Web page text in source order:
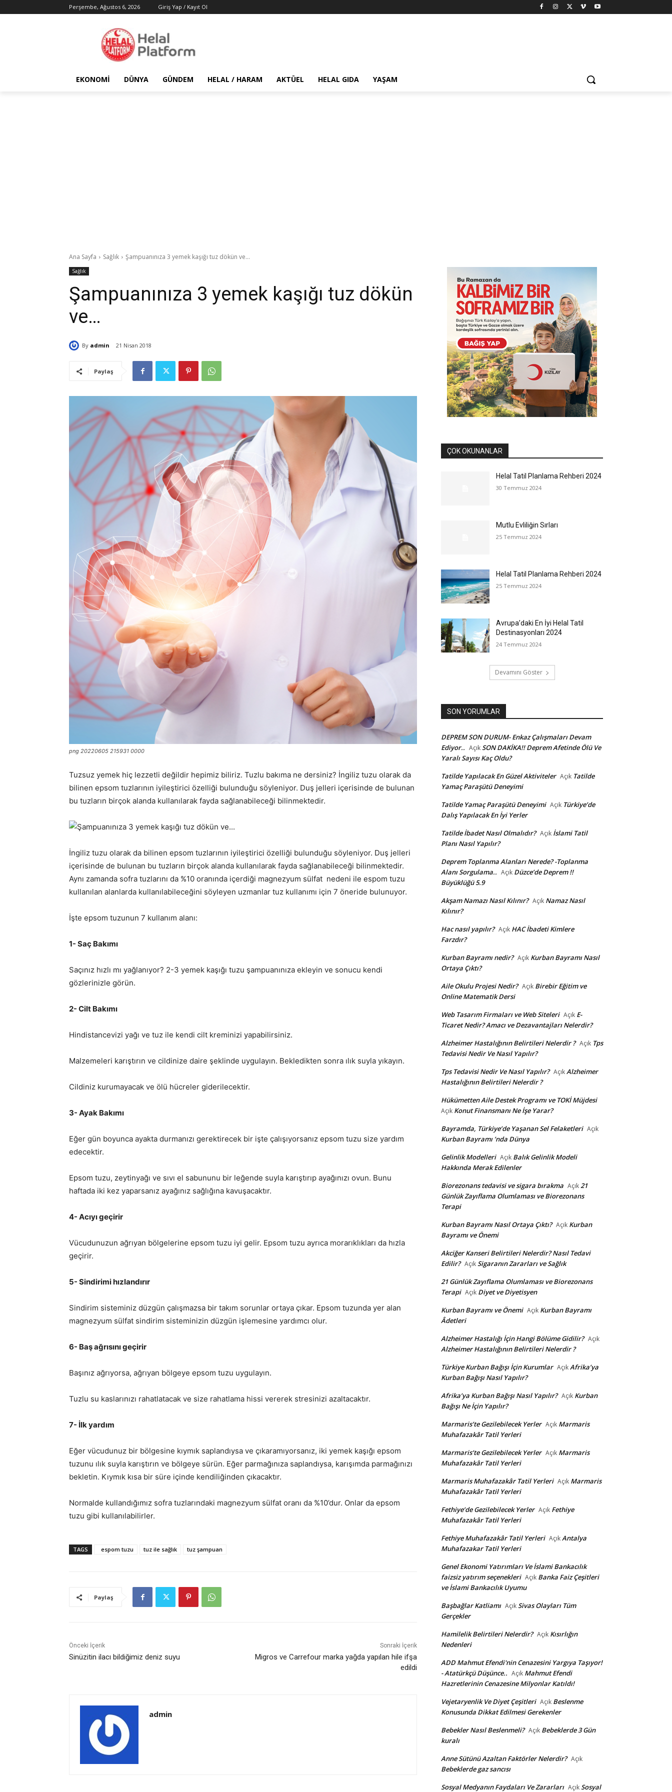
Perşembe, Ağustos 6, 2026 Giriş Yap / Kayıt Ol
EKONOMI DÜNYA GÜNDEM HELAL / HARAM AKTÜEL HELAL GIDA YAŞAM
Ana Sayfa Sağlık Şampuanınıza 3 yemek kaşığı tuz dökün ve...
Sağlık
Şampuanınıza 3 yemek kaşığı tuz dökün
ve…
By admin 21 Nisan 2018
Paylaş
png 20220605 215931 0000
Tuzsuz yemek hiç lezzetli değildir hepimiz biliriz. Tuzlu bakıma ne dersiniz? İngiliz tuzu olarak da
bilinen epsom tuzlarının iyileştirici özelliği bulunduğu söyleniyor. Duş jelleri içerisinde de bulunan
bu tuzların birçok alanda kullanılarak fayda sağlanabileceği bilinmektedir.
İngiliz tuzu olarak da bilinen epsom tuzlarının iyileştirici özelliği bulunduğu söyleniyor. Duş jelleri
içerisinde de bulunan bu tuzların birçok alanda kullanılarak fayda sağlanabileceği bilinmektedir.
Aynı zamanda sofra tuzlarını da %10 oranında içerdiği magnezyum sülfat nedeni ile espom tuzu
kullanılan alanlarda kullanılabileceğini söyleyen uzmanlar tuz kullanımı için 7 öneride bulunuyor.
İşte epsom tuzunun 7 kullanım alanı:
1- Saç Bakımı
Saçınız hızlı mı yağlanıyor? 2-3 yemek kaşığı tuzu şampuanınıza ekleyin ve sonucu kendi
gözlerinizle görün.
2- Cilt Bakımı
Hindistancevizi yağı ve tuz ile kendi cilt kreminizi yapabilirsiniz.
Malzemeleri karıştırın ve cildinize daire şeklinde uygulayın. Bekledikten sonra ılık suyla yıkayın.
Cildiniz kurumayacak ve ölü hücreler giderilecektir.
3- Ayak Bakımı
Eğer gün boyunca ayakta durmanızı gerektirecek bir işte çalışıyorsanız epsom tuzu size yardım
edecektir.
Epsom tuzu, zeytinyağı ve sıvı el sabununu bir leğende suyla karıştırıp ayağınızı ovun. Bunu
haftada iki kez yaparsanız ayağınız sağlığına kavuşacaktır.
4- Acıyı geçirir
Vücudunuzun ağrıyan bölgelerine epsom tuzu iyi gelir. Epsom tuzu ayrıca morarıklıkları da hızla
geçirir.
5- Sindirimi hızlandırır
Sindirim sisteminiz düzgün çalışmazsa bir takım sorunlar ortaya çıkar. Epsom tuzunda yer alan
magnezyum sülfat sindirim sisteminizin düzgün işlemesine yardımcı olur.
6- Baş ağrısını geçirir
Başınız ağrıyorsa, ağrıyan bölgeye epsom tuzu uygulayın.
Tuzlu su kaslarınızı rahatlatacak ve size rahatlama hissi vererek stresinizi azaltacaktır.
7- İlk yardım
Eğer vücudunuz bir bölgesine kıymık saplandıysa ve çıkaramıyorsanız, iki yemek kaşığı epsom
tuzunu ılık suyla karıştırın ve bölgeye sürün. Eğer parmağınıza saplandıysa, karışımda parmağınızı
bekletin. Kıymık kısa bir süre içinde kendiliğinden çıkacaktır.
Normalde kullandığımız sofra tuzlarındaki magnezyum sülfat oranı da %10’dur. Onlar da epsom
tuzu gibi kullanılabilirler.
TAGS espom tuzu tuz ile sağlık tuz şampuan
Paylaş
Önceki İçerik
Sinüzitin ilacı bildiğimiz deniz suyu
Sonraki İçerik
Migros ve Carrefour marka yağda yapılan hile ifşa
edildi
admin
ÇOK OKUNANLAR
Helal Tatil Planlama Rehberi 2024
30 Temmuz 2024
Mutlu Evliliğin Sırları
25 Temmuz 2024
Helal Tatil Planlama Rehberi 2024
25 Temmuz 2024
Avrupa’daki En İyi Helal Tatil
Destinasyonları 2024
24 Temmuz 2024
Devamını Göster
SON YORUMLAR
DEPREM SON DURUM- Enkaz Çalışmaları Devam
Ediyor.. AçıkSON DAKİKA!! Deprem Afetinde Ölü Ve
Yaralı Sayısı Kaç Oldu?
Tatilde Yapılacak En Güzel Aktiviteler Açık Tatilde
Yamaç Paraşütü Deneyimi
Tatilde Yamaç Paraşütü Deneyimi Açık Türkiye’de
Dalış Yapılacak En İyi Yerler
Tatilde İbadet Nasıl Olmalıdır? Açık İslami Tatil
Planı Nasıl Yapılır?
Deprem Toplanma Alanları Nerede? -Toplanma
Alanı Sorgulama.. Açık Düzce’de Deprem !!
Büyüklüğü 5.9
Akşam Namazı Nasıl Kılınır? Açık Namaz Nasıl
Kılınır?
Hac nasıl yapılır? Açık HAC İbadeti Kimlere
Farzdır?
Kurban Bayramı nedir? Açık Kurban Bayramı Nasıl
Ortaya Çıktı?
Aile Okulu Projesi Nedir? Açık Birebir Eğitim ve
Online Matematik Dersi
Web Tasarım Firmaları ve Web Siteleri Açık E-
Ticaret Nedir? Amacı ve Dezavantajları Nelerdir?
Alzheimer Hastalığının Belirtileri Nelerdir ? Açık Tps
Tedavisi Nedir Ve Nasıl Yapılır?
Tps Tedavisi Nedir Ve Nasıl Yapılır? AçıkAlzheimer
Hastalığının Belirtileri Nelerdir ?
Hükümetten Aile Destek Programı ve TOKİ Müjdesi
Açık Konut Finansmanı Ne İşe Yarar?
Bayramda, Türkiye’de Yaşanan Sel Felaketleri Açık
Kurban Bayramı ’nda Dünya
Gelinlik Modelleri Açık Balık Gelinlik Modeli
Hakkında Merak Edilenler
Biorezonans tedavisi ve sigara bırakma Açık21
Günlük Zayıflama Olumlaması ve Biorezonans
Terapi
Kurban Bayramı Nasıl Ortaya Çıktı? Açık Kurban
Bayramı ve Önemi
Akciğer Kanseri Belirtileri Nelerdir? Nasıl Tedavi
Edilir? AçıkSigaranın Zararları ve Sağlık
21 Günlük Zayıflama Olumlaması ve Biorezonans
Terapi Açık Diyet ve Diyetisyen
Kurban Bayramı ve Önemi Açık Kurban Bayramı
Âdetleri
Alzheimer Hastalığı İçin Hangi Bölüme Gidilir? Açık
Alzheimer Hastalığının Belirtileri Nelerdir ?
Türkiye Kurban Bağışı İçin Kurumlar AçıkAfrika’ya
Kurban Bağışı Nasıl Yapılır?
Afrika’ya Kurban Bağışı Nasıl Yapılır? Açık Kurban
Bağışı Ne İçin Yapılır?
Marmaris’te Gezilebilecek Yerler Açık Marmaris
Muhafazakâr Tatil Yerleri
Marmaris’te Gezilebilecek Yerler Açık Marmaris
Muhafazakâr Tatil Yerleri
Marmaris Muhafazakâr Tatil Yerleri Açık Marmaris
Muhafazakâr Tatil Yerleri
Fethiye’de Gezilebilecek Yerler Açık Fethiye
Muhafazakâr Tatil Yerleri
Fethiye Muhafazakâr Tatil Yerleri AçıkAntalya
Muhafazakar Tatil Yerleri
Genel Ekonomi Yatırımları Ve İslami Bankacılık
faizsiz yatırım seçenekleri Açık Banka Faiz Çeşitleri
ve İslami Bankacılık Uyumu
Başbağlar Katliamı AçıkSivas Olayları Tüm
Gerçekler
Hamilelik Belirtileri Nelerdir? Açık Kısırlığın
Nedenleri
ADD Mahmut Efendi'nin Cenazesini Yargıya Taşıyor!
- Atatürkçü Düşünce.. Açık Mahmut Efendi
Hazretlerinin Cenazesine Milyonlar Katıldı!
Vejetaryenlik Ve Diyet Çeşitleri Açık Beslenme
Konusunda Dikkat Edilmesi Gerekenler
Bebekler Nasıl Beslenmeli? Açık Bebeklerde 3 Gün
kuralı
Anne Sütünü Azaltan Faktörler Nelerdir? Açık
Bebeklerde gaz sancısı
Sosyal Medyanın Faydaları Ve Zararları AçıkSosyal